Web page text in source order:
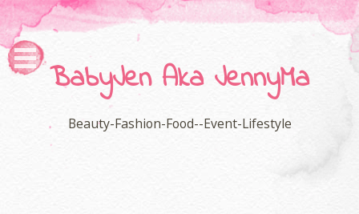
BabyJen Aka JennyMa
Beauty-Fashion-Food--Event-Lifestyle